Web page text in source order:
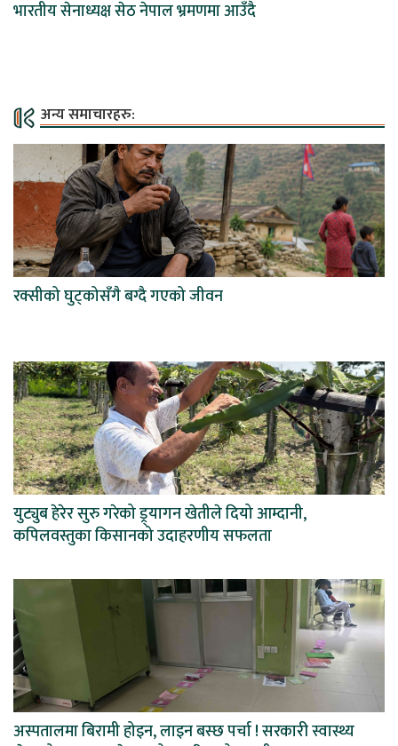
भारतीय सेनाध्यक्ष सेठ नेपाल भ्रमणमा आउँदै
अन्य समाचारहरु:
रक्सीको घुट्कोसँगै बग्दै गएको जीवन
युट्युब हेरेर सुरु गरेको ड्र्यागन खेतीले दियो आम्दानी,
कपिलवस्तुका किसानको उदाहरणीय सफलता
अस्पतालमा बिरामी होइन, लाइन बस्छ पर्चा ! सरकारी स्वास्थ्य